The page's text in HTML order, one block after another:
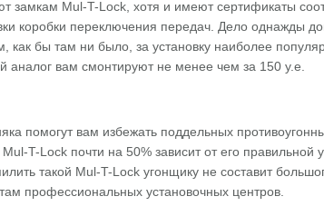
Mul-T-Lock, хотя и имеют сертификаты
коробки переключения передач. Дело однажды
как бы там ни было, за установку наиболее
аналог вам смонтируют не менее чем за 150 у.е.
помогут вам избежать поддельных
T-Lock почти на 50% зависит от его правильной
такой Mul-T-Lock угонщику не составит
профессиональных установочных центров.